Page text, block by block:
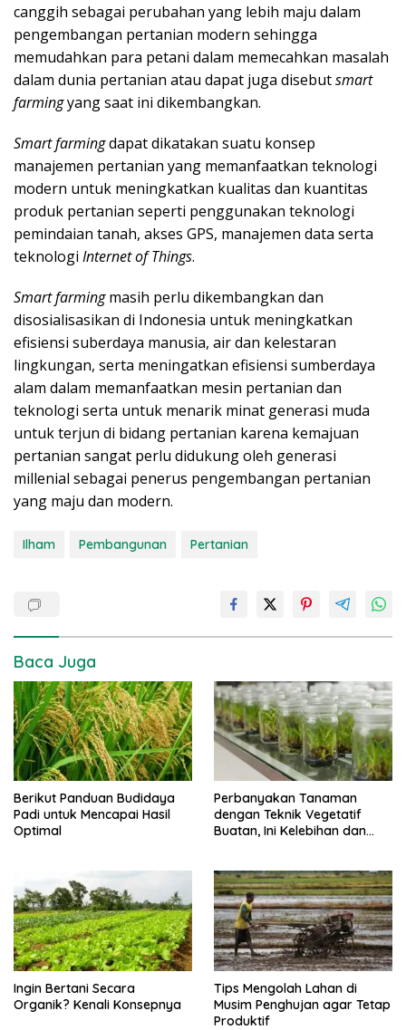
canggih sebagai perubahan yang lebih maju dalam
pengembangan pertanian modern sehingga
memudahkan para petani dalam memecahkan masalah
dalam dunia pertanian atau dapat juga disebutsmart
farmingyang saat ini dikembangkan.
Smart farmingdapat dikatakan suatu konsep
manajemen pertanian yang memanfaatkan teknologi
modern untuk meningkatkan kualitas dan kuantitas
produk pertanian seperti penggunakan teknologi
pemindaian tanah, akses GPS, manajemen data serta
teknologi Internet of Things.
Smart farmingmasih perlu dikembangkan dan
disosialisasikan di Indonesia untuk meningkatkan
efisiensi suberdaya manusia, air dan kelestaran
lingkungan, serta meningatkan efisiensi sumberdaya
alam dalam memanfaatkan mesin pertanian dan
teknologi serta untuk menarik minat generasi muda
untuk terjun di bidang pertanian karena kemajuan
pertanian sangat perlu didukung oleh generasi
millenial sebagai penerus pengembangan pertanian
yang maju dan modern.
Ilham Pembangunan Pertanian
Baca Juga
Berikut Panduan Budidaya
Padi untuk Mencapai Hasil
Optimal
Perbanyakan Tanaman
dengan Teknik Vegetatif
Buatan, Ini Kelebihan dan
Ingin Bertani Secara
Organik? Kenali Konsepnya
Tips Mengolah Lahan di
Musim Penghujan agar Tetap
Produktif